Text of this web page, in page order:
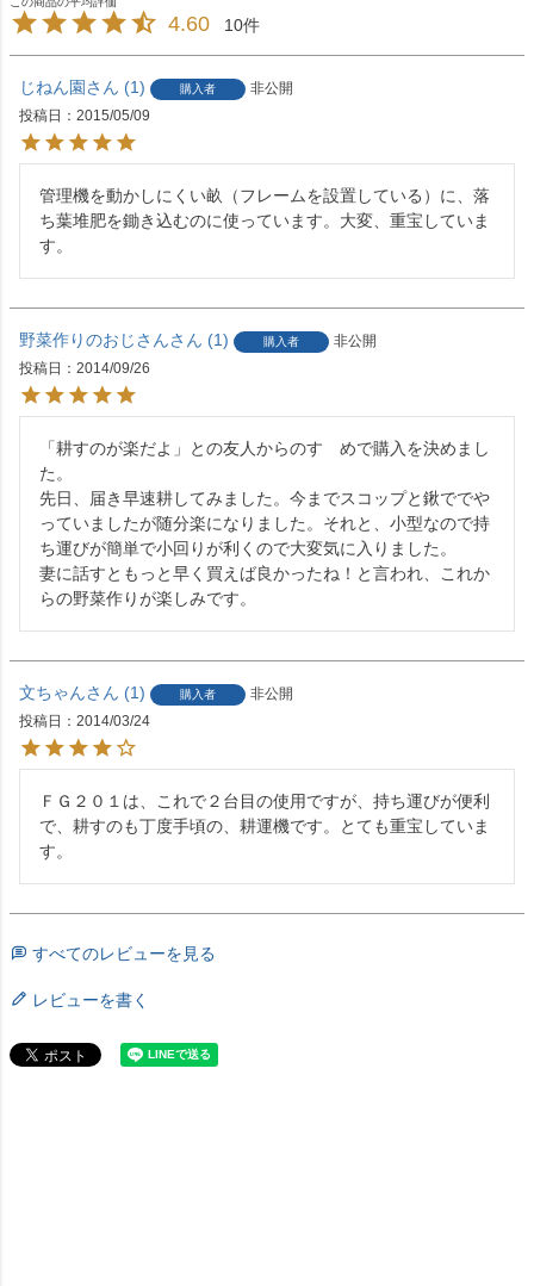
4.60 10
じねん園 1 購入者
非公開
投稿日
2015/05/09
管理機を動かしにくい畝（フレームを設置している）に、落
ち葉堆肥を鋤き込むのに使っています。大変、重宝していま
す。
野菜作りのおじさん 1 購入者
非公開
投稿日
2014/09/26
「耕すのが楽だよ」との友人からのすゝめで購入を決めまし
た。
先日、届き早速耕してみました。今までスコップと鍬ででや
っていましたが随分楽になりました。それと、小型なので持
ち運びが簡単で小回りが利くので大変気に入りました。
妻に話すともっと早く買えば良かったね！と言われ、これか
らの野菜作りが楽しみです。
文ちゃん 1 購入者
非公開
投稿日
2014/03/24
ＦＧ２０１は、これで２台目の使用ですが、持ち運びが便利
で、耕すのも丁度手頃の、耕運機です。とても重宝していま
す。
すべてのレビューを見る
レビューを書く